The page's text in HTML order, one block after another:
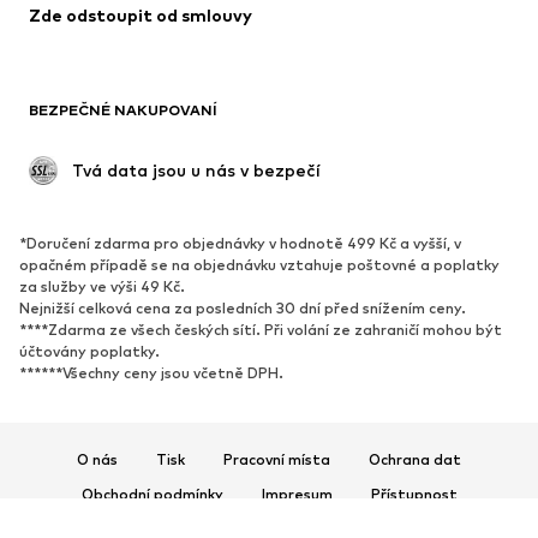
Plavky
Upcyklace
Nové
Oblíbené
Tenisky
Lodičky & boty na podpatku
Kozačky
Sandály
Exkluzivně
Zde odstoupit od smlouvy
BEZPEČNÉ NAKUPOVANÍ
Tvá data jsou u nás v bezpečí
*Doručení zdarma pro objednávky v hodnotě 499 Kč a vyšší, v
opačném případě se na objednávku vztahuje poštovné a poplatky
za služby ve výši 49 Kč.
Nejnižší celková cena za posledních 30 dní před snížením ceny.
****Zdarma ze všech českých sítí. Při volání ze zahraničí mohou být
účtovány poplatky.
******Všechny ceny jsou včetně DPH.
O nás Tisk Pracovní místa
Ochrana dat
Obchodní podmínky
Impresum
Přístupnost